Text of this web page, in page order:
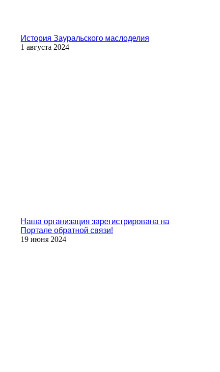
История Зауральского маслоделия
1 августа 2024
Наша организация зарегистрирована на
Портале обратной связи!
19 июня 2024